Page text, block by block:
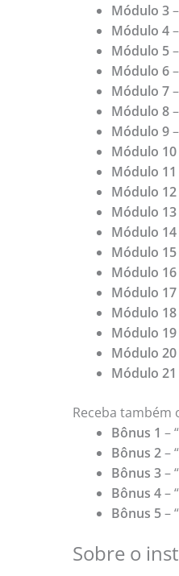
Módulo 3
Módulo 4
Módulo 5
Módulo 6
Módulo 7
Módulo 8
Módulo 9
Módulo 10
Módulo 11
Módulo 12
Módulo 13
Módulo 14
Módulo 15
Módulo 16
Módulo 17
Módulo 18
Módulo 19
Módulo 20
Módulo 21
Receba também
Bônus 1 –
Bônus 2–
Bônus 3–
Bônus 4–
Bônus 5–
Sobre o